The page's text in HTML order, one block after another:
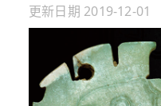
更新日期 2019-12-01